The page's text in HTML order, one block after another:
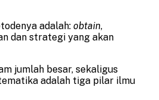
adalah: obtain,
dan strategi yang akan
jumlah besar, sekaligus
adalah tiga pilar ilmu